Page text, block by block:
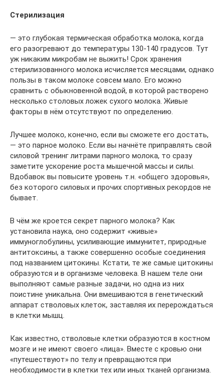
Стерилизация
— это глубокая термическая обработка молока, когда
его разогревают до температуры 130-140 градусов. Тут
уж никаким микробам не выжить! Срок хранения
стерилизованного молока исчисляется месяцами, однако
пользы в таком молоке совсем мало. Его можно
сравнить с обыкновенной водой, в которой растворено
несколько столовых ложек сухого молока. Живые
факторы в нём отсутствуют по определению.
Лучшее молоко, конечно, если вы сможете его достать,
— это парное молоко. Если вы начнёте приправлять свой
силовой тренинг литрами парного молока, то сразу
заметите ускорение роста мышечной массы и силы.
Вдобавок вы повысите уровень т.н. «общего здоровья»,
без которого силовых и прочих спортивных рекордов не
бывает.
В чём же кроется секрет парного молока? Как
установила наука, оно содержит «живые»
иммуноглобулины, усиливающие иммунитет, природные
антитоксины, а также совершенно особые соединения
под названием цитокины. Кстати, те же самые цитокины
образуются и в организме человека. В нашем теле они
выполняют самые разные задачи, но одна из них
поистине уникальна. Они вмешиваются в генетический
аппарат стволовых клеток, заставляя их перерождаться
в клетки мышц.
Как известно, стволовые клетки образуются в костном
мозге и не имеют своего «лица». Вместе с кровью они
«путешествуют» по телу и превращаются при
необходимости в клетки тех или иных тканей организма.